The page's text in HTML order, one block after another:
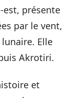
est, présente
par le vent,
Elle
Akrotiri.
et